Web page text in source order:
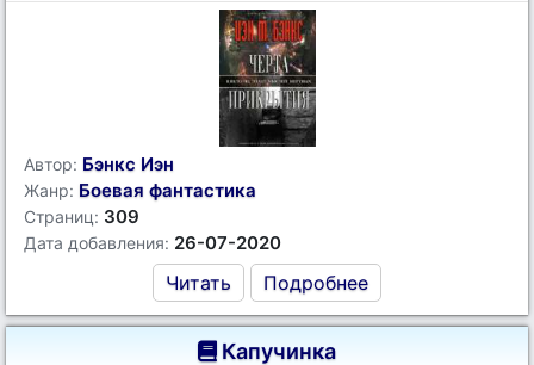
Автор: Бэнкс Иэн
Жанр: Боевая фантастика
Страниц: 309
Дата добавления: 26-07-2020
Читать Подробнее
Капучинка